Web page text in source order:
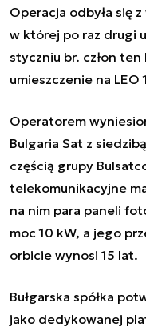
Operacja odbyła się
w której po raz drugi
styczniu br. człon
umieszczenie na
Operatorem
Bulgaria Sat z
częścią grupy
telekomunikacyjne
na nim para paneli
moc 10 kW, a jego
orbicie wynosi 15 lat.
Bułgarska spółka
jako dedykowanej